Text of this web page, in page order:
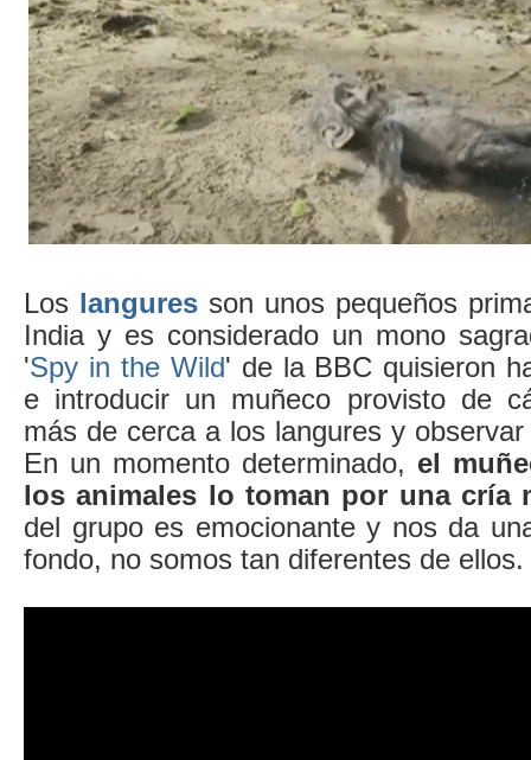
Los langures son unos pequeños
India y es considerado un mono
'Spy in the Wild' de la BBC quisieron
e introducir un muñeco provisto de
más de cerca a los langures y
En un momento determinado, el
los animales lo toman por una cría
del grupo es emocionante y nos da
fondo, no somos tan diferentes de ellos.